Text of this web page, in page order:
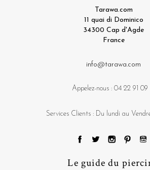
Tarawa.com
11 quai di Dominico
34300 Cap d'Agde
France
info@tarawa.com
Appelez-nous : 04 22 91 09
Services Clients : Du lundi au
Le guide du